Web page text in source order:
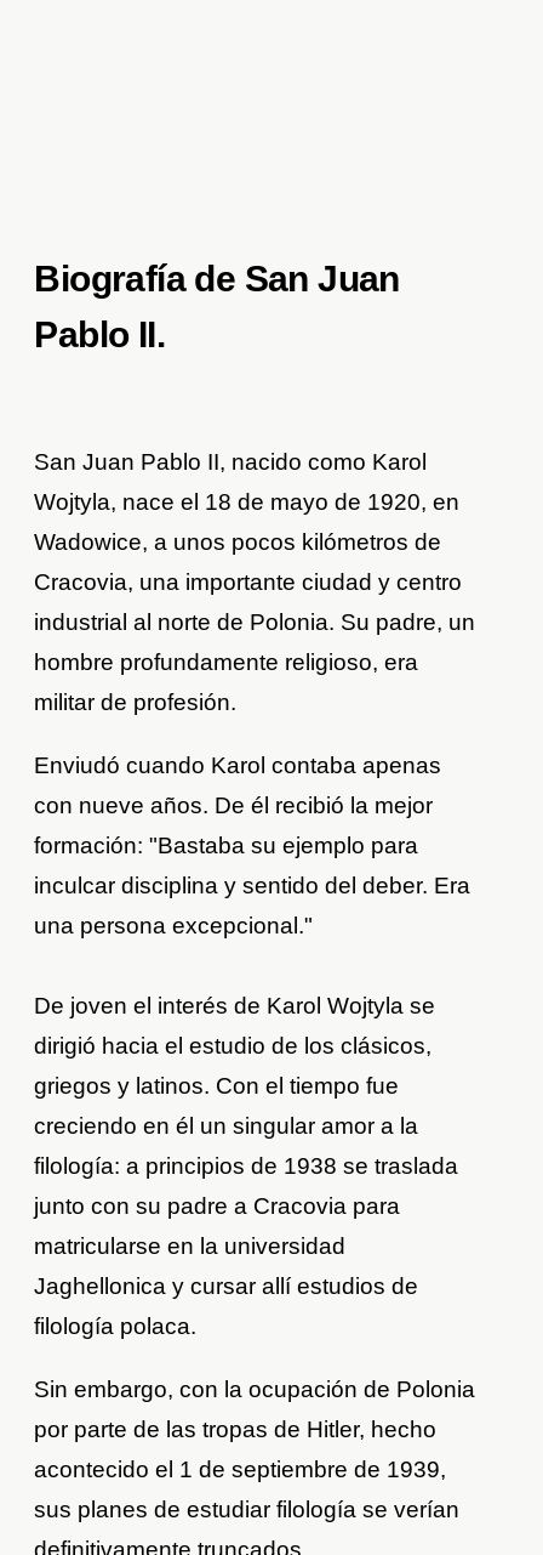
Biografía de San Juan
Pablo II.
San Juan Pablo II, nacido como Karol
Wojtyla, nace el 18 de mayo de 1920, en
Wadowice, a unos pocos kilómetros de
Cracovia, una importante ciudad y centro
industrial al norte de Polonia. Su padre, un
hombre profundamente religioso, era
militar de profesión.
Enviudó cuando Karol contaba apenas
con nueve años. De él recibió la mejor
formación: "Bastaba su ejemplo para
inculcar disciplina y sentido del deber. Era
una persona excepcional."
De joven el interés de Karol Wojtyla se
dirigió hacia el estudio de los clásicos,
griegos y latinos. Con el tiempo fue
creciendo en él un singular amor a la
filología: a principios de 1938 se traslada
junto con su padre a Cracovia para
matricularse en la universidad
Jaghellonica y cursar allí estudios de
filología polaca.
Sin embargo, con la ocupación de Polonia
por parte de las tropas de Hitler, hecho
acontecido el 1 de septiembre de 1939,
sus planes de estudiar filología se verían
definitivamente truncados.